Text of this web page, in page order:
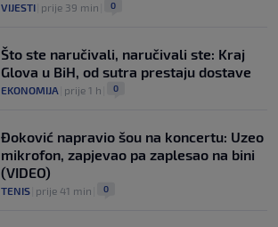
VIJESTI prije 39 min 0
Što ste naručivali, naručivali ste: Kraj
Glova u BiH, od sutra prestaju dostave
EKONOMIJA prije 1 h 0
Đoković napravio šou na koncertu: Uzeo
mikrofon, zapjevao pa zaplesao na bini
(VIDEO)
TENIS prije 41 min 0